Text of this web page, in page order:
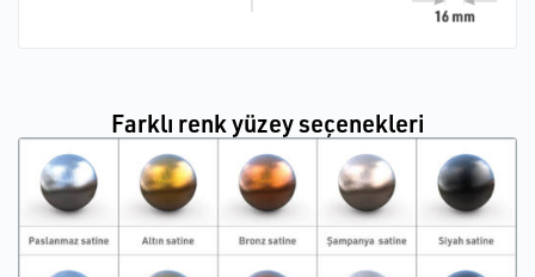
Farklı renk yüzey seçenekleri